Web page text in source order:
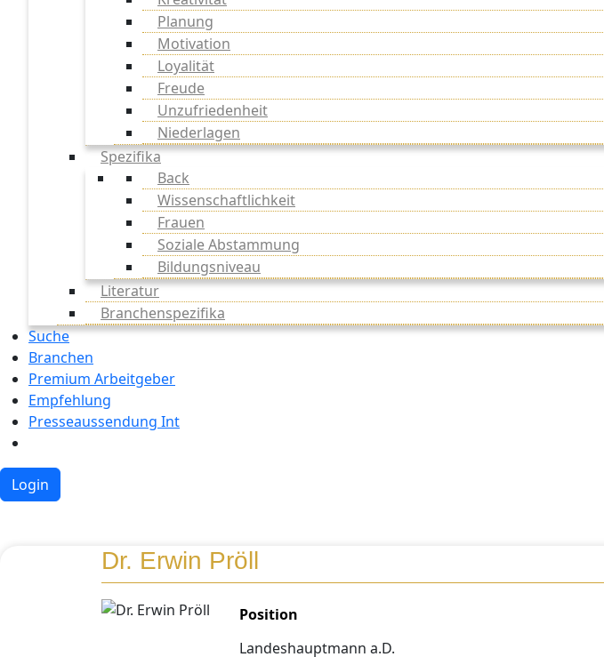
Planung
Motivation
Loyalität
Freude
Unzufriedenheit
Niederlagen
Spezifika
Back
Wissenschaftlichkeit
Frauen
Soziale Abstammung
Bildungsniveau
Literatur
Branchenspezifika
Suche
Branchen
Premium Arbeitgeber
Empfehlung
Presseaussendung Int
Login
Dr. Erwin Pröll
Position
Landeshauptmann a.D.